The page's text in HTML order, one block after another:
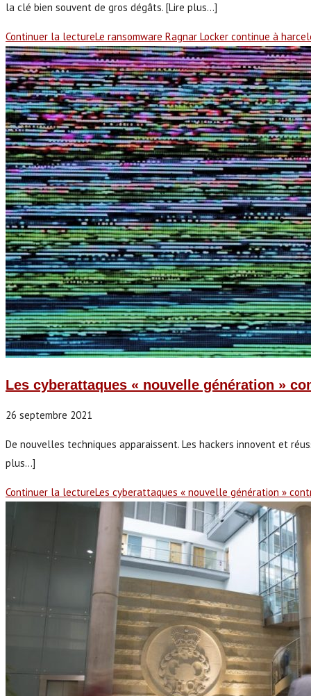
la clé bien souvent de gros dégâts. [Lire plus...]
Continuer la lectureLe ransomware Ragnar Locker continue à
Les cyberattaques « nouvelle génération »
26 septembre 2021
De nouvelles techniques apparaissent. Les hackers innovent et
plus...]
Continuer la lectureLes cyberattaques « nouvelle génération »